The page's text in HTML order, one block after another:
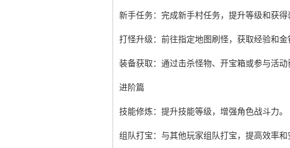
新手任务：完成新手村任务，提升等级和获得
打怪升级：前往指定地图刷怪，获取经验和金
装备获取：通过击杀怪物、开宝箱或参与活动
进阶篇
技能修炼：提升技能等级，增强角色战斗力。
组队打宝：与其他玩家组队打宝，提高效率和